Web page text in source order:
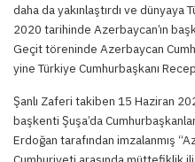
daha da yakınlaştırdı ve dünyaya
2020 tarihinde Azerbaycan’ın
Geçit töreninde Azerbaycan
yine Türkiye Cumhurbaşkanı
Şanlı Zaferi takiben 15 Haziran
başkenti Şuşa’da
Erdoğan tarafından imzalanmış